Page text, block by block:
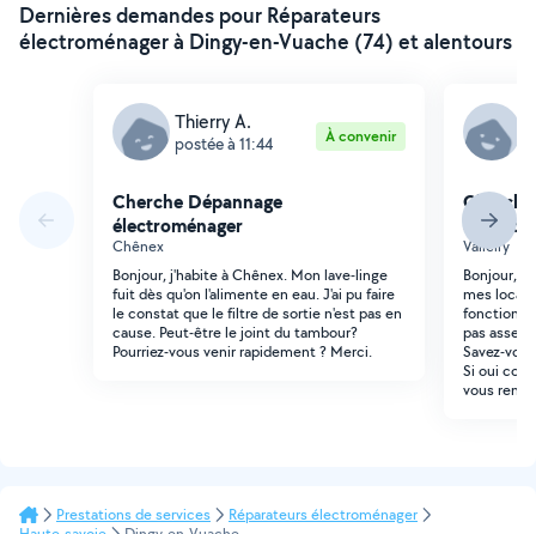
Dernières demandes pour Réparateurs
électroménager à Dingy-en-Vuache (74) et alentours
Thierry A.
postée à 11:44 À convenir
Cherche Dépannage
électroménager
Chênex
Bonjour, j'habite à Chênex. Mon lave-linge
fuit dès qu'on l'alimente en eau. J'ai pu faire
le constat que le filtre de sortie n'est pas en
cause. Peut-être le joint du tambour?
Pourriez-vous venir rapidement ? Merci.
Valleiry
Bonjour,
mes
pas assez
Savez-
Si oui
vous
Prestations de services
Réparateurs électroménager